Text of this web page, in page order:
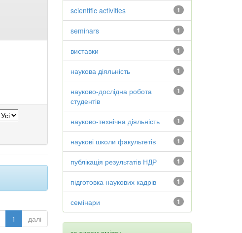
1 далі
1
scientific activities
1
seminars
1
виставки
1
наукова діяльність
1
науково-дослідна робота
студентів
1
науково-технічна діяльність
1
наукові школи факультетів
1
публікація результатів НДР
1
підготовка наукових кадрів
1
семінари